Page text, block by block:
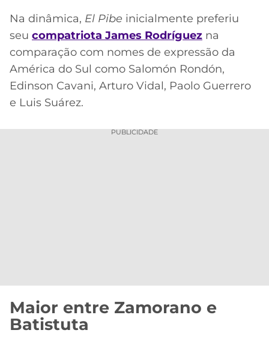
Na dinâmica, El Pibe inicialmente preferiu
seu compatriota James Rodríguez na
comparação com nomes de expressão da
América do Sul como Salomón Rondón,
Edinson Cavani, Arturo Vidal, Paolo Guerrero
e Luis Suárez.
PUBLICIDADE
Maior entre Zamorano e
Batistuta